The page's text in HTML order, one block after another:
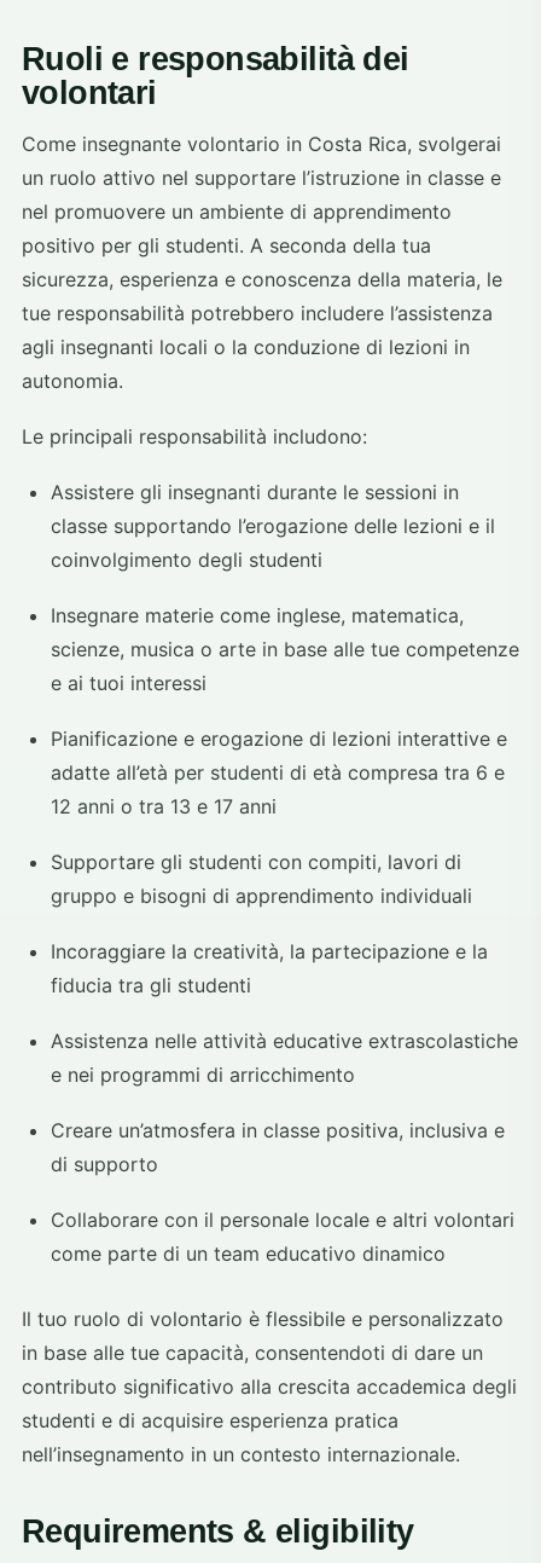
Ruoli e responsabilità dei
volontari
Come insegnante volontario in Costa Rica, svolgerai
un ruolo attivo nel supportare l’istruzione in classe e
nel promuovere un ambiente di apprendimento
positivo per gli studenti. A seconda della tua
sicurezza, esperienza e conoscenza della materia, le
tue responsabilità potrebbero includere l’assistenza
agli insegnanti locali o la conduzione di lezioni in
autonomia.
Le principali responsabilità includono:
Assistere gli insegnanti durante le sessioni in
classe supportando l’erogazione delle lezioni e il
coinvolgimento degli studenti
Insegnare materie come inglese, matematica,
scienze, musica o arte in base alle tue competenze
e ai tuoi interessi
Pianificazione e erogazione di lezioni interattive e
adatte all’età per studenti di età compresa tra 6 e
12 anni o tra 13 e 17 anni
Supportare gli studenti con compiti, lavori di
gruppo e bisogni di apprendimento individuali
Incoraggiare la creatività, la partecipazione e la
fiducia tra gli studenti
Assistenza nelle attività educative extrascolastiche
e nei programmi di arricchimento
Creare un’atmosfera in classe positiva, inclusiva e
di supporto
Collaborare con il personale locale e altri volontari
come parte di un team educativo dinamico
Il tuo ruolo di volontario è flessibile e personalizzato
in base alle tue capacità, consentendoti di dare un
contributo significativo alla crescita accademica degli
studenti e di acquisire esperienza pratica
nell’insegnamento in un contesto internazionale.
Requirements & eligibility